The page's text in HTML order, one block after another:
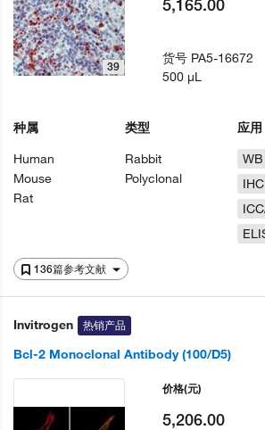
136篇参考文献
39
种属
Human
Mouse
Rat
类型
Rabbit
Polyclonal
应用
WB
5,165.00
货号 PA5-16672
500 µL
Invitrogen 热销产品
Bcl-2 Monoclonal Antibody (100/D5)
价格(元)
5,206.00